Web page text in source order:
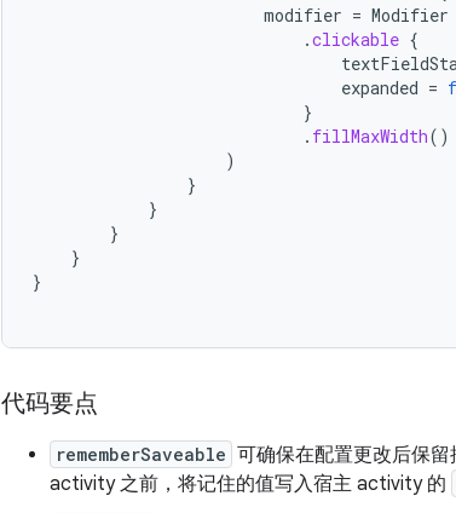
modifier = Modifier
.clickable {
expanded =
}
. fillMaxWidth()
)
}
}
}
}
}
代码要点
rememberSaveable 可确保在配置更改后保
activity 之前，将记住的值写入宿主 activity 的